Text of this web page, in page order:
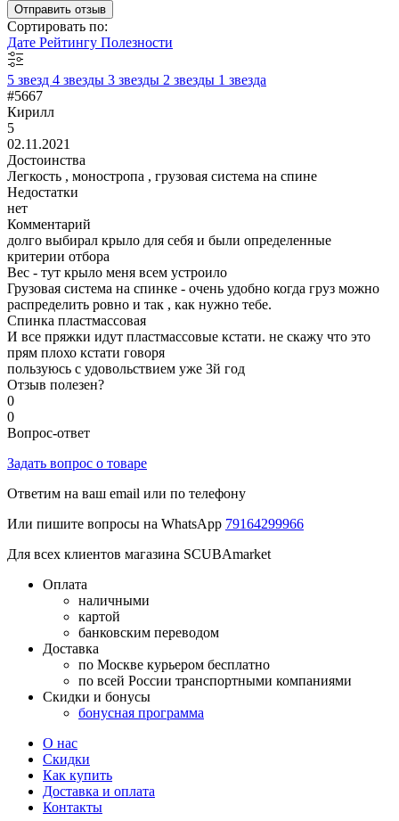
Отправить отзыв
Сортировать по:
Дате Рейтингу Полезности
5 звезд 4 звезды 3 звезды 2 звезды 1 звезда
#5667
Кирилл
5
02.11.2021
Достоинства
Легкость , моностропа , грузовая система на спине
Недостатки
нет
Комментарий
долго выбирал крыло для себя и были определенные
критерии отбора
Вес - тут крыло меня всем устроило
Грузовая система на спинке - очень удобно когда груз можно
распределить ровно и так , как нужно тебе.
Спинка пластмассовая
И все пряжки идут пластмассовые кстати. не скажу что это
прям плохо кстати говоря
пользуюсь с удовольствием уже 3й год
Отзыв полезен?
0
0
Вопрос-ответ
Задать вопрос о товаре
Ответим на ваш email или по телефону
Или пишите вопросы на WhatsApp 79164299966
Для всех клиентов магазина SCUBAmarket
Оплата
наличными
картой
банковским переводом
Доставка
по Москве курьером бесплатно
по всей России транспортными компаниями
Скидки и бонусы
бонусная программа
О нас
Скидки
Как купить
Доставка и оплата
Контакты